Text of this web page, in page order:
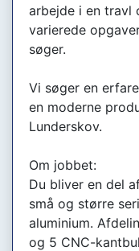
arbejde i en travl
varierede
søger.
Vi søger en
en moderne
Lunderskov.
Om jobbet:
Du bliver en del
små og større
aluminium.
og 5 CNC-